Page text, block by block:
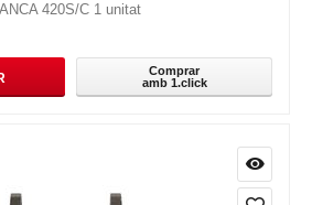
420S/C 1 unitat
Comprar
amb 1.click